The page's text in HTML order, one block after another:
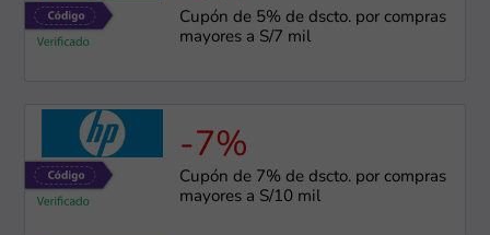
Cupón de 5% de dscto. por compras
mayores a S/7 mil
-7%
Cupón de 7% de dscto. por compras
mayores a S/10 mil